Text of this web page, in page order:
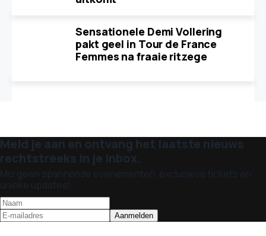
Sensationele Demi Vollering
pakt geel in Tour de France
Femmes na fraaie ritzege
Meld je aan en ontvang het laatste nieuws
rechtstreeks in je inbox.
Mis geen spannende evenementen, exclusieve tickets en
unieke updates!